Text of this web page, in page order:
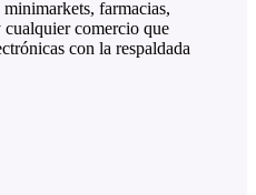
farmacias,
comercio que
con la respaldada